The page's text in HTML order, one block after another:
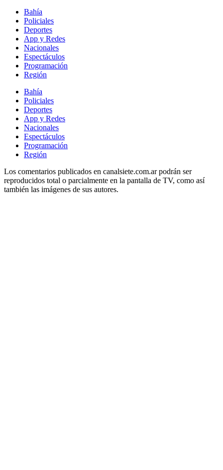
Bahía
Policiales
Deportes
App y Redes
Nacionales
Espectáculos
Programación
Región
Bahía
Policiales
Deportes
App y Redes
Nacionales
Espectáculos
Programación
Región
Los comentarios publicados en canalsiete.com.ar podrán ser
reproducidos total o parcialmente en la pantalla de TV, como así
también las imágenes de sus autores.